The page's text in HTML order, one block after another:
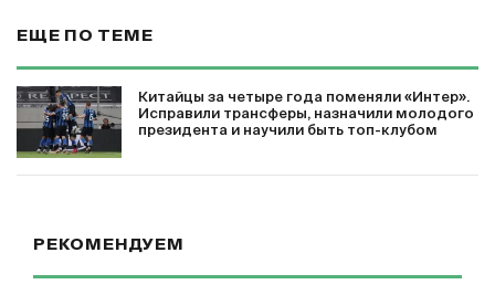
ЕЩЕ ПО ТЕМЕ
Китайцы за четыре года поменяли «Интер».
Исправили трансферы, назначили молодого
президента и научили быть топ-клубом
РЕКОМЕНДУЕМ